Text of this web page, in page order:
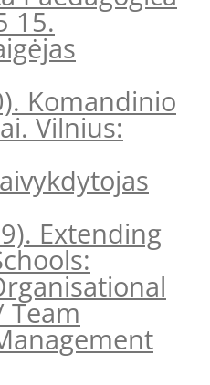
15.
Komandinio
Vilnius:
vykdytojas
Extending
Team